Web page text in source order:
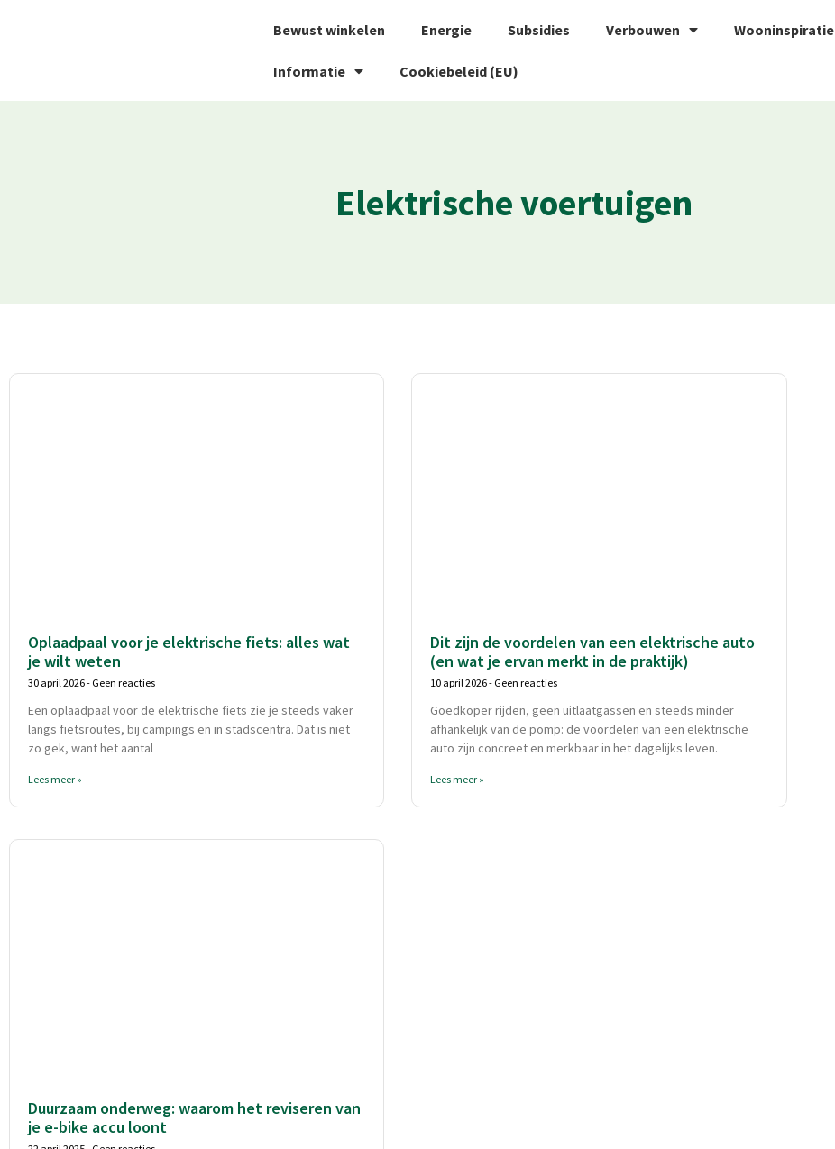
Bewust winkelen Energie Subsidies Verbouwen Wooninspiratie
Informatie Cookiebeleid (EU)
Elektrische voertuigen
Oplaadpaal voor je elektrische fiets: alles wat
je wilt weten
30 april 2026 Geen reacties
Een oplaadpaal voor de elektrische fiets zie je steeds vaker
langs fietsroutes, bij campings en in stadscentra. Dat is niet
zo gek, want het aantal
Lees meer »
Dit zijn de voordelen van een elektrische auto
(en wat je ervan merkt in de praktijk)
10 april 2026 Geen reacties
Goedkoper rijden, geen uitlaatgassen en steeds minder
afhankelijk van de pomp: de voordelen van een elektrische
auto zijn concreet en merkbaar in het dagelijks leven.
Lees meer »
Duurzaam onderweg: waarom het reviseren van
je e-bike accu loont